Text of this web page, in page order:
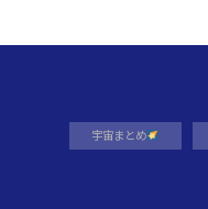
宇宙まとめ